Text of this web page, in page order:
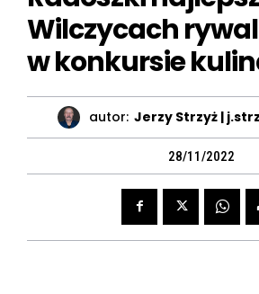
Wilczycach
w konkursie
autor: Jerzy Strzyż |
28/11/2022